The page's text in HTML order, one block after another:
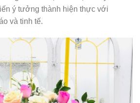
ý tưởng thành hiện thực với
và tinh tế.